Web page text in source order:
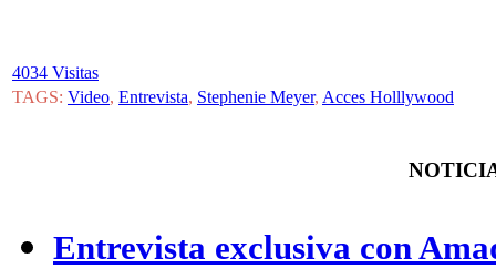
4034 Visitas
TAGS: Video, Entrevista, Stephenie Meyer, Acces Holllywood
Entrevista exclusiva con